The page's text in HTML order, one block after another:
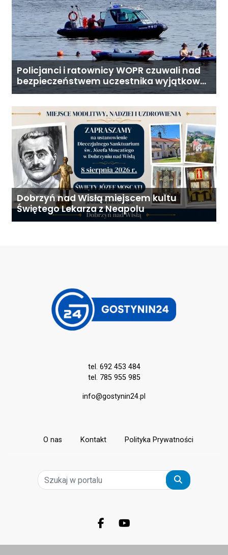
Policjanci i ratownicy WOPR czuwali nad
bezpieczeństwem uczestnika wyjątkowej
wyprawy
Dobrzyń nad Wisłą miejscem kultu
Świętego Lekarza z Neapolu
tel. 692 453 484
tel. 785 955 985
info@gostynin24.pl
O nas Kontakt Polityka Prywatności
Szukaj
Facebook.com
Youtube.com